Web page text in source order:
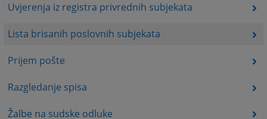
Uvjerenja iz registra privrednih subjekata
Lista brisanih poslovnih subjekata
Prijem pošte
Razgledanje spisa
Žalbe na sudske odluke